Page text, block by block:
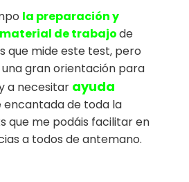
la preparación y
de trabajode
que mide este test, pero
gran orientación para
a necesitar ayuda
encantada de toda la
que me podáis facilitar en
a todos de antemano.